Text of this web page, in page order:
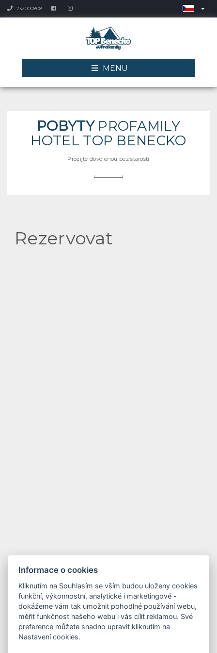
232000808
MENU
POBYTY PROFAMILY
HOTEL TOP BENECKO
Prožijte dovolenou bez starostí
Rezervovat
Informace o cookies
Kliknutím na Souhlasím se vším budou uloženy cookies
funkční, výkonnostní, analytické i marketingové -
dokážeme vám tak umožnit pohodlné používání webu,
měřit funkčnost našeho webu i vás cílit reklamou. Své
preference můžete snadno upravit kliknutím na
Nastavení cookies.